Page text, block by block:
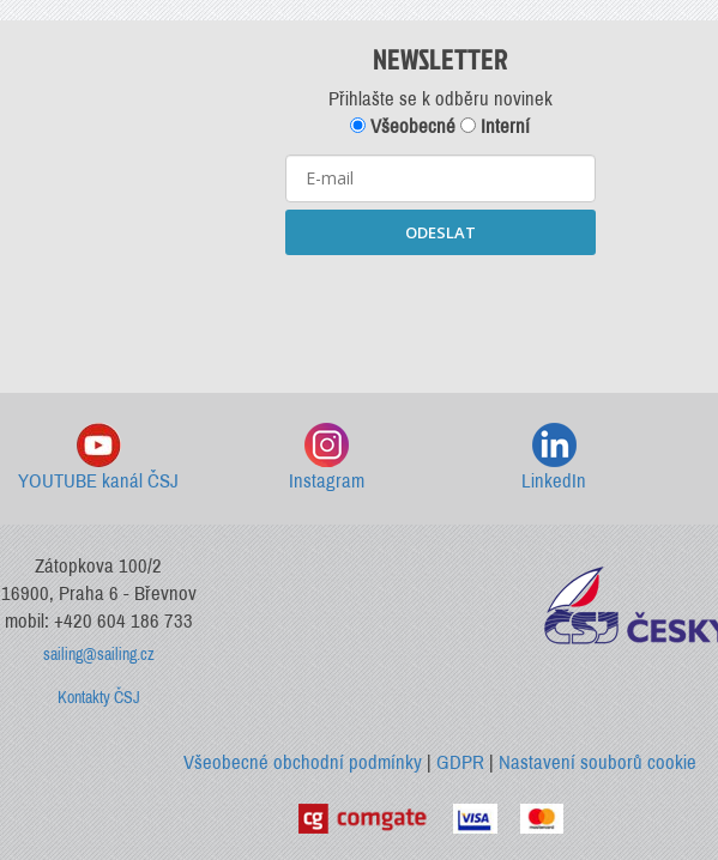
NEWSLETTER
Přihlašte se k odběru novinek
Všeobecné
Interní
ODESLAT
YOUTUBE kanál ČSJ Instagram LinkedIn
Zátopkova 100/2
16900, Praha 6 - Břevnov
mobil: +420 604 186 733
sailing@sailing.cz
Kontakty ČSJ
Všeobecné obchodní podmínky| GDPR Nastavení souborů cookie